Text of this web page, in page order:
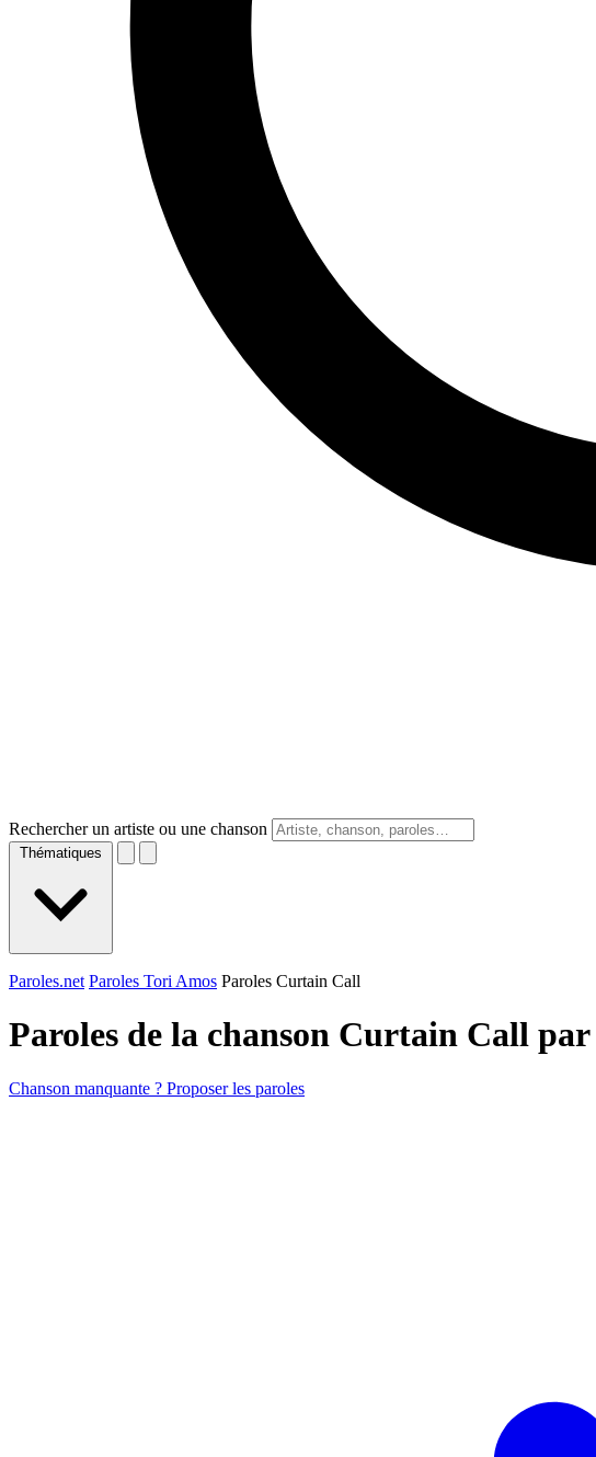
Rechercher un artiste ou une chanson
Thématiques
Paroles.net Paroles Tori Amos Paroles Curtain Call
Paroles de la chanson Curtain Call par
Chanson manquante ? Proposer les paroles